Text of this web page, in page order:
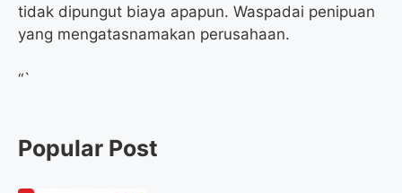
tidak dipungut biaya apapun. Waspadai penipuan
yang mengatasnamakan perusahaan.
“`
Popular Post